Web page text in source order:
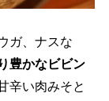
ガ、ナスな
豊かなビビン
辛い肉みそと